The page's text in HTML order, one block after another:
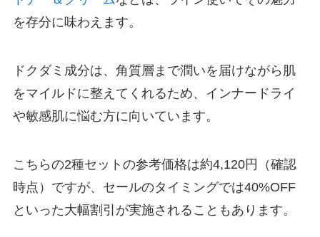
を存分に味わえます。
ドクダミ成分は、角質層まで潤いを届けながら肌
をマイルドに整えてくれるため、インナードライ
や敏感肌に悩む方に向いています。
こちらの2種セットの参考価格は約4,120円（確認
時点）ですが、セールのタイミングでは40%OFF
といった大幅割引が実施されることもあります。